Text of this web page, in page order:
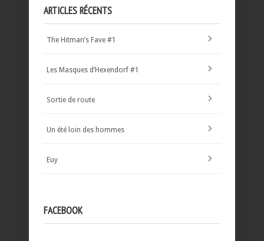
ARTICLES RÉCENTS
The Hitman’s Fave #1
Les Masques d’Hexendorf #1
Sortie de route
Un été loin des hommes
Euy
FACEBOOK